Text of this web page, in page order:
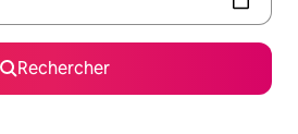
Rechercher